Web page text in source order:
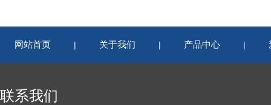
网站首页 | 关于我们 | 产品中心 |
联系我们